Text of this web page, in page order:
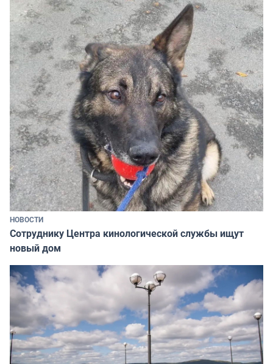
НОВОСТИ
Сотруднику Центра кинологической службы ищут
новый дом